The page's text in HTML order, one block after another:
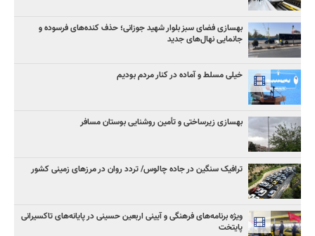
بهسازی فضای سبز بلوار شهید جوزانی؛ حذف کنده‌های فرسوده و
جانمایی نهال‌های جدید
خیلی مسلط و آماده در کنار مردم بودیم
بهسازی زیرساختی و تأمین روشنایی بوستان مسافر
ترافیک سنگین در جاده چالوس/ تردد روان در مرزهای زمینی کشور
ویژه برنامه‌های فرهنگی و آیینی اربعین حسینی در پایانه‌های تاکسیرانی
پایتخت